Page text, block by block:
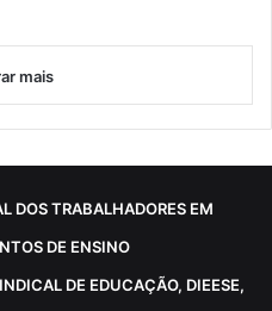
mais
DOS TRABALHADORES EM
DE ENSINO
DE EDUCAÇÃO, DIEESE,